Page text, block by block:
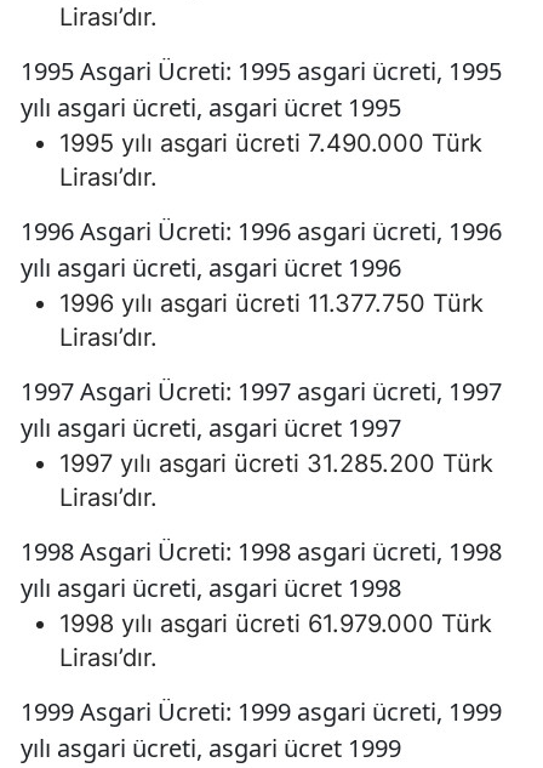
Lirası’dır.
1995 Asgari Ücreti: 1995 asgari ücreti, 1995
yılı asgari ücreti, asgari ücret 1995
1995 yılı asgari ücreti 7.490.000 Türk
Lirası’dır.
1996 Asgari Ücreti: 1996 asgari ücreti, 1996
yılı asgari ücreti, asgari ücret 1996
1996 yılı asgari ücreti 11.377.750 Türk
Lirası’dır.
1997 Asgari Ücreti: 1997 asgari ücreti, 1997
yılı asgari ücreti, asgari ücret 1997
1997 yılı asgari ücreti 31.285.200 Türk
Lirası’dır.
1998 Asgari Ücreti: 1998 asgari ücreti, 1998
yılı asgari ücreti, asgari ücret 1998
1998 yılı asgari ücreti 61.979.000 Türk
Lirası’dır.
1999 Asgari Ücreti: 1999 asgari ücreti, 1999
yılı asgari ücreti, asgari ücret 1999